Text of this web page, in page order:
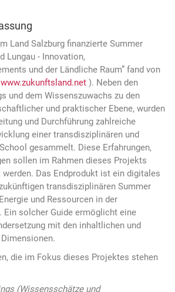
Land Salzburg finanzierte Summer
Lungau - Innovation,
und der Ländliche Raum” fand von
www.zukunftsland.net ). Neben den
und dem Wissenszuwachs zu den
und praktischer Ebene, wurden
und Durchführung zahlreiche
einer transdisziplinären und
gesammelt. Diese Erfahrungen,
sollen im Rahmen dieses Projekts
Das Endprodukt ist ein digitales
transdisziplinären Summer
und Ressourcen in der
Ein solcher Guide ermöglicht eine
mit den inhaltlichen und
die im Fokus dieses Projektes stehen
(Wissensschätze und